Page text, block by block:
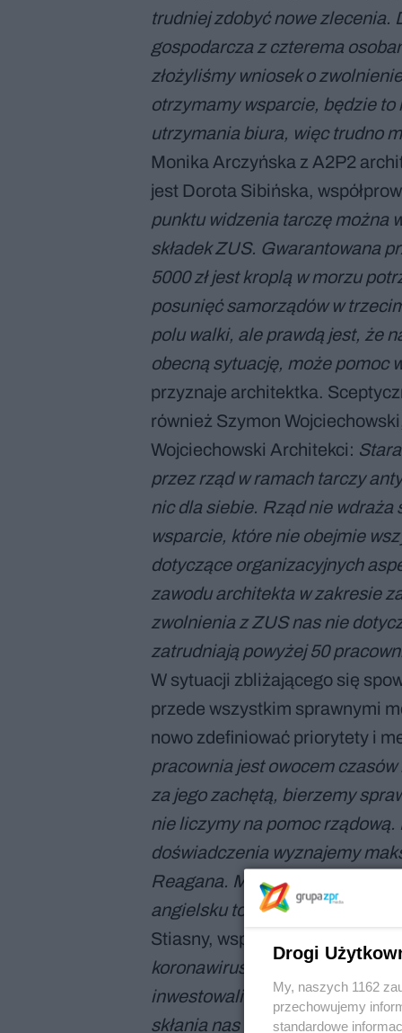
trudniej zdobyć nowe zlecenia.
gospodarcza z czterema
złożyliśmy wniosek o
otrzymamy wsparcie, będzie
utrzymania biura, więc trudno
Monika Arczyńska z A2P2
jest Dorota Sibińska,
punktu widzenia tarczę można
składek ZUS. Gwarantowana
5000 zł jest kroplą w morzu
posunięć samorządów w
polu walki, ale prawdą jest, że
obecną sytuację, może pomoc
przyznaje architektka.
również Szymon
Wojciechowski Architekci:
przez rząd w ramach tarczy
nic dla siebie. Rząd nie
wsparcie, które nie obejmie
dotyczące organizacyjnych
zawodu architekta w zakresie
zwolnienia z ZUS nas nie
zatrudniają powyżej 50
W sytuacji zbliżającego się
przede wszystkim sprawnymi
nowo zdefiniować priorytety i
pracownia jest owocem
za jego zachętą, bierzemy
nie liczymy na pomoc
doświadczenia wyznajemy
Reagana. Mawiał on, że
angielsku to: I'm from
Stiasny, współprowadzący
koronawirusa spotkała nas w
inwestowaliśmy w przyszłość.
skłania nas do zrewidowania
Drogi
My, naszych 1162
przechowujemy
standardowe